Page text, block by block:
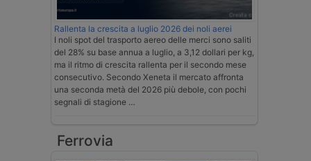
Rallenta la crescita a luglio 2026 dei noli aerei
I noli spot del trasporto aereo delle merci sono saliti
del 28% su base annua a luglio, a 3,12 dollari per kg,
ma il ritmo di crescita rallenta per il secondo mese
consecutivo. Secondo Xeneta il mercato affronta
una seconda metà del 2026 più debole, con pochi
segnali di stagione …
Ferrovia